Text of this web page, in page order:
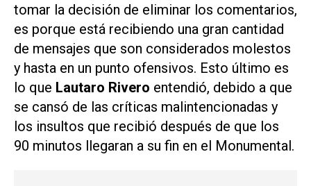
tomar la decisión de eliminar los comentarios,
es porque está recibiendo una gran cantidad
de mensajes que son considerados molestos
y hasta en un punto ofensivos. Esto último es
lo que Lautaro Rivero entendió, debido a que
se cansó de las críticas malintencionadas y
los insultos que recibió después de que los
90 minutos llegaran a su fin en el Monumental.